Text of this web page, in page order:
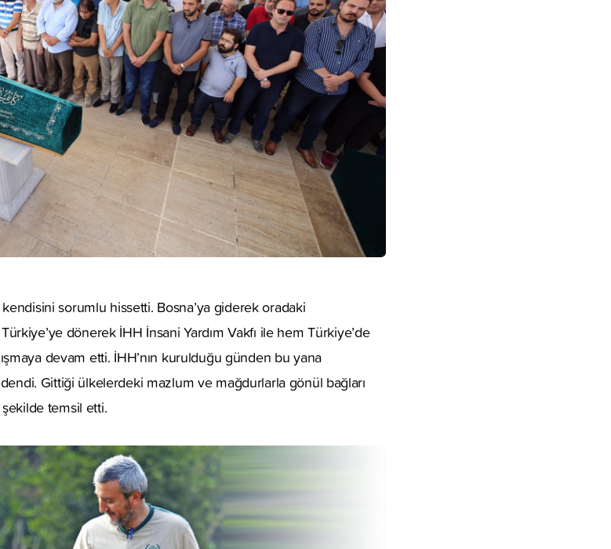
kendisini sorumlu hissetti. Bosna’ya giderek oradaki
dönerek İHH İnsani Yardım Vakfı ile hem Türkiye’de
devam etti. İHH’nın kurulduğu günden bu yana
Gittiği ülkelerdeki mazlum ve mağdurlarla gönül bağları
şekilde temsil etti.